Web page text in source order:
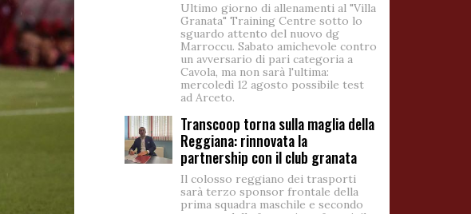
Ultimo giorno di allenamenti al "Villa
Granata" Training Centre sotto lo
sguardo attento del nuovo dg
Marroccu. Sabato amichevole contro
un avversario di pari categoria a
Cavola, ma non sarà l'ultima:
mercoledì 12 agosto possibile test
ad Arceto.
Transcoop torna sulla maglia della
Reggiana: rinnovata la
partnership con il club granata
Il colosso reggiano dei trasporti
sarà terzo sponsor frontale della
prima squadra maschile e secondo